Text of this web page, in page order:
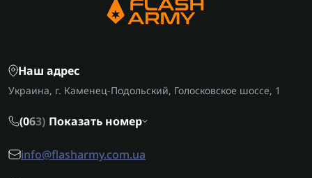
Наш адрес
Украина, г. Каменец-Подольский, Голосковское шоссе, 1
(063) Показать номер
info@flasharmy.com.ua